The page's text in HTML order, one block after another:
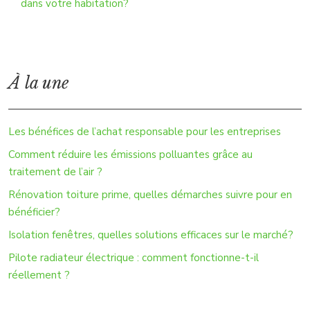
dans votre habitation?
À la une
Les bénéfices de l’achat responsable pour les entreprises
Comment réduire les émissions polluantes grâce au
traitement de l’air ?
Rénovation toiture prime, quelles démarches suivre pour en
bénéficier?
Isolation fenêtres, quelles solutions efficaces sur le marché?
Pilote radiateur électrique : comment fonctionne-t-il
réellement ?